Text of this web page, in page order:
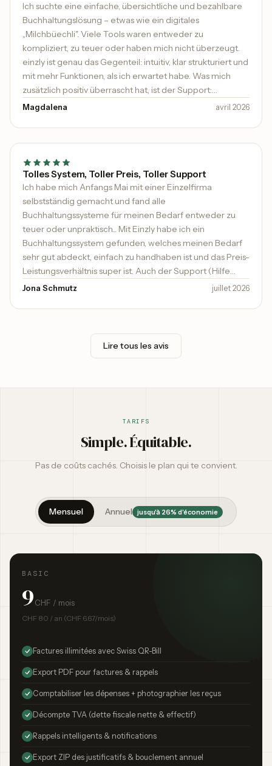
Ich suchte eine einfache, übersichtliche und bezahlbare
Buchhaltungslösung – etwas wie ein digitales
„Milchbüechli". Viele Tools waren entweder zu
kompliziert, zu teuer oder haben mich nicht überzeugt.
einzly ist genau das Gegenteil: intuitiv, klar strukturiert und
mit mehr Funktionen, als ich erwartet habe. Was mich
zusätzlich positiv überrascht hat, ist der Support:
persönlich, geduldig und wirklich hilfsbereit. Es ist heute
nimmt und proaktiv Unterstützung anbietet.
Magdalena avril 2026
Tolles System, Toller Preis, Toller Support
Ich habe mich Anfangs Mai mit einer Einzelfirma
selbstständig gemacht und fand alle
Buchhaltungssysteme für meinen Bedarf entweder zu
teuer oder unpraktisch... Mit Einzly habe ich ein
Buchhaltungssystem gefunden, welches meinen Bedarf
sehr gut abdeckt, einfach zu handhaben ist und das Preis-
Leistungsverhältnis super ist. Auch der Support (Hilfe
kommt sehr schnell und kompetent) ist top. Ich kann es
Jona Schmutz juillet 2026
Lire tous les avis
TARIFS
Simple. Équitable.
Pas de coûts cachés. Choisis le plan qui te convient.
Mensuel Annuel jusqu'à 26% d'économie
BASIC
9 CHF / mois
CHF 80 / an (CHF 6.67/mois)
Factures illimitées avec Swiss QR-Bill
Export PDF pour factures & rappels
Comptabiliser les dépenses + photographier les reçus
Décompte TVA (dette fiscale nette & effectif)
Rappels intelligents & notifications
Export ZIP des justificatifs & bouclement annuel